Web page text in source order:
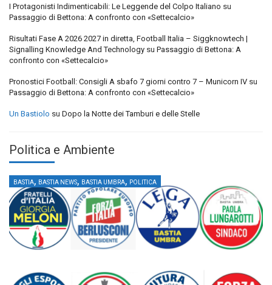
I Protagonisti Indimenticabili: Le Leggende del Colpo Italiano su
Passaggio di Bettona: A confronto con «Settecalcio»
Risultati Fase A 2026 2027 in diretta, Football Italia – Siggknowtech |
Signalling Knowledge And Technology su Passaggio di Bettona: A
confronto con «Settecalcio»
Pronostici Football: Consigli A sbafo 7 giorni contro 7 – Municorn IV su
Passaggio di Bettona: A confronto con «Settecalcio»
Un Bastiolo su Dopo la Notte dei Tamburi e delle Stelle
Politica e Ambiente
BASTIA, BASTIA NEWS, BASTIA UMBRA, POLITICA